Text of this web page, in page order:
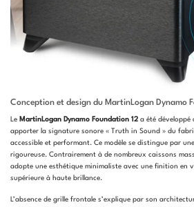
Conception et design du MartinLogan Dynamo
Le MartinLogan Dynamo Foundation 12 a été développé
apporter la signature sonore « Truth in Sound » du
accessible et performant. Ce modèle se distingue par
rigoureuse. Contrairement à de nombreux caissons
adopte une esthétique minimaliste avec une finition en
supérieure à haute brillance.
L’absence de grille frontale s’explique par son